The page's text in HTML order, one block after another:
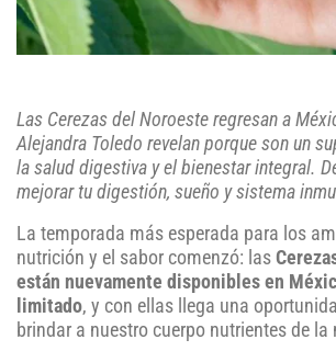
Las Cerezas del Noroeste regresan a
Alejandra Toledo revelan porque son un
la salud digestiva y el bienestar integral.
mejorar tu digestión, sueño y sistema
La temporada más esperada para los
nutrición y el sabor comenzó: las
están nuevamente disponibles en
limitado, y con ellas llega una
brindar a nuestro cuerpo nutrientes de